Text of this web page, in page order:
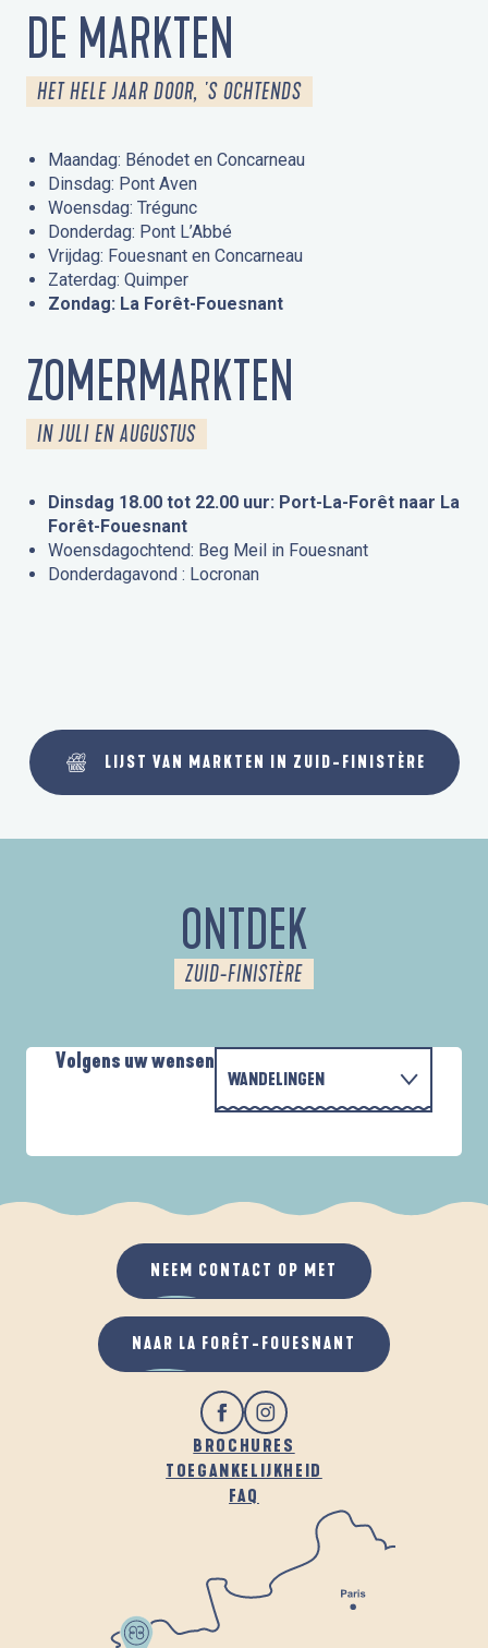
DE MARKTEN
HET HELE JAAR DOOR, 'S OCHTENDS
Maandag: Bénodet en Concarneau
Dinsdag: Pont Aven
Woensdag: Trégunc
Donderdag: Pont L’Abbé
Vrijdag: Fouesnant en Concarneau
Zaterdag: Quimper
Zondag: La Forêt-Fouesnant
ZOMERMARKTEN
IN JULI EN AUGUSTUS
Dinsdag 18.00 tot 22.00 uur: Port-La-Forêt naar La
Forêt-Fouesnant
Woensdagochtend: Beg Meil in Fouesnant
Donderdagavond : Locronan
LIJST VAN MARKTEN IN ZUID-FINISTÈRE
ONTDEK
ZUID-FINISTÈRE
Volgens uw wensen
WANDELINGEN
ALS HET REGENT
IN DE FRISSE LUCHT
PARCOURS D'INTERPRÉTATION DE L'ANSE
BROCHURES
TOEGANKELIJKHEID
FAQ
NEEM CONTACT OP MET
NAAR LA FORÊT-FOUESNANT